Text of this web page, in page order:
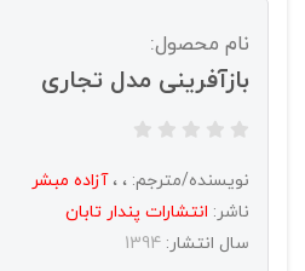
نام محصول:
بازآفرینی مدل تجاری
نویسنده/مترجم: ، ،آزاده مبشر
ناشر: انتشارات پندار تابان
سال انتشار: 1394